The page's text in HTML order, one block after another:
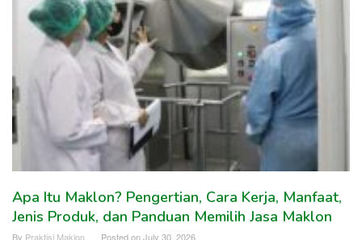
Apa Itu Maklon? Pengertian, Cara Kerja, Manfaat,
Jenis Produk, dan Panduan Memilih Jasa Maklon
By Praktisi Maklon Posted onJuly 30, 2026